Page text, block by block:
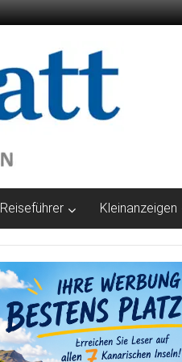
Reiseführer Kleinanzeigen